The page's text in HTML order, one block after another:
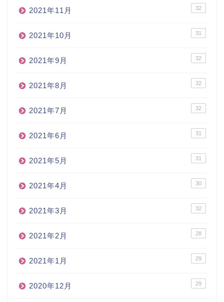
2021年11月 32
2021年10月 31
2021年9月 32
2021年8月 32
2021年7月 32
2021年6月 31
2021年5月 31
2021年4月 30
2021年3月 32
2021年2月 28
2021年1月 29
2020年12月 29